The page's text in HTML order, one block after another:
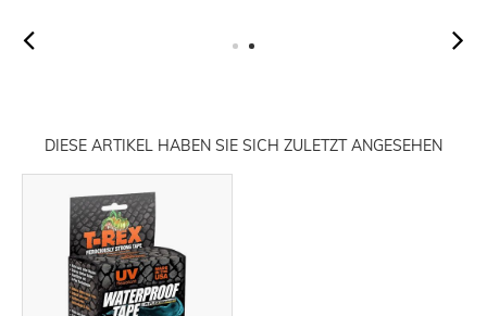
DIESE ARTIKEL HABEN SIE SICH ZULETZT ANGESEHEN